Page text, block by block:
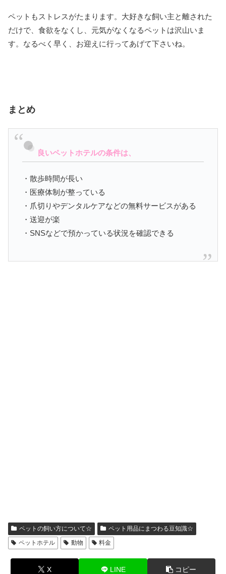
ペットもストレスがたまります。大好きな飼い主と離された
だけで、食欲をなくし、元気がなくなるペットは沢山いま
す。なるべく早く、お迎えに行ってあげて下さいね。
まとめ
良いペットホテルの条件は、
・散歩時間が長い
・医療体制が整っている
・爪切りやデンタルケアなどの無料サービスがある
・送迎が楽
・SNSなどで預かっている状況を確認できる
ペットの飼い方について☆
ペット用品にまつわる豆知識☆
ペットホテル
動物 料金
X LINE コピー